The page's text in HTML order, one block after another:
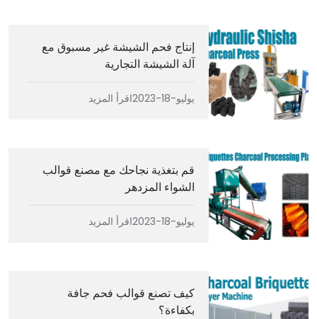
إنتاج فحم الشيشة غير مسبوق مع
آلة الشيشة التجارية
يوليو-18-2023 اقرأ المزيد
قم بتغذية نجاحك مع مصنع قوالب
الشواء المزدهر
يوليو-18-2023 اقرأ المزيد
كيف تصنع قوالب فحم جافة
بكفاءة؟